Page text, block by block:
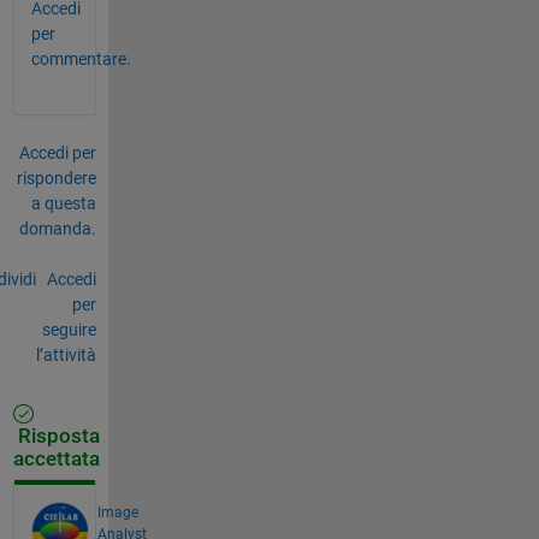
Accedi
per
commentare.
Accedi per
rispondere
a questa
domanda.
Accedi
per
seguire
l’attività
Risposta
accettata
Image
Analyst